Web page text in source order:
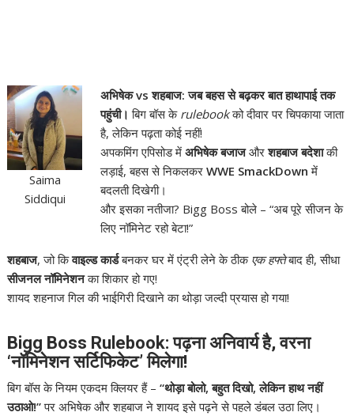
Saima
Siddiqui
अभिषेक vs शहबाज: जब बहस से बढ़कर बात हाथापाई तक
पहुंची।बिग बॉस के rulebookको दीवार पर चिपकाया जाता
है, लेकिन पढ़ता कोई नहीं!
अपकमिंग एपिसोड में अभिषेक बजाजऔरशहबाज बदेशाकी
लड़ाई, बहस से निकलकर WWE SmackDown में
बदलती दिखेगी।
और इसका नतीजा? Bigg Boss बोले – “अब पूरे सीजन के
लिए नॉमिनेट रहो बेटा!”
शहबाज, जो किवाइल्ड कार्डबनकर घर में एंट्री लेने के ठीक एक हफ्तेबाद ही, सीधा
सीजनल नॉमिनेशनका शिकार हो गए!
शायद शहनाज गिल की भाईगिरी दिखाने का थोड़ा जल्दी प्रयास हो गया!
Bigg Boss Rulebook: पढ़ना अनिवार्य है, वरना
‘नॉमिनेशन सर्टिफिकेट’ मिलेगा!
बिग बॉस के नियम एकदम क्लियर हैं –“थोड़ा बोलो, बहुत दिखो, लेकिन हाथ नहीं
उठाओ!”पर अभिषेक और शहबाज ने शायद इसे पढ़ने से पहले डंबल उठा लिए।